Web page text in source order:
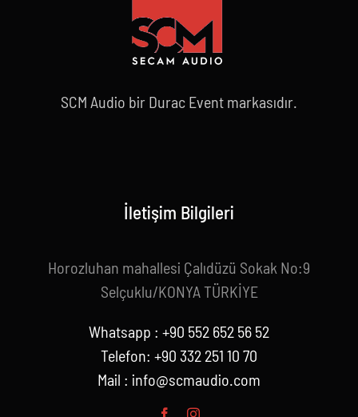
SCM Audio bir Durac Event markasıdır.
İletişim Bilgileri
Horozluhan mahallesi Çalıdüzü Sokak No:9
Selçuklu/KONYA TÜRKİYE
Whatsapp : +90 552 652 56 52
Telefon: +90 332 251 10 70
Mail : info@scmaudio.com